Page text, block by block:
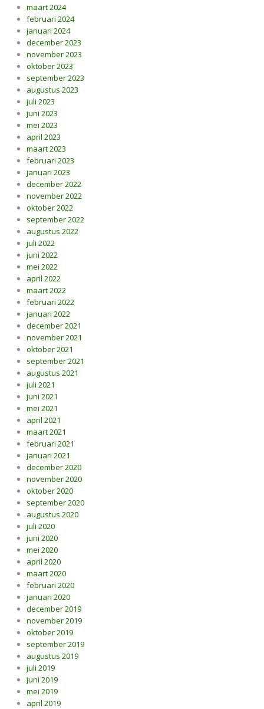
maart 2024
februari 2024
januari 2024
december 2023
november 2023
oktober 2023
september 2023
augustus 2023
juli 2023
juni 2023
mei 2023
april 2023
maart 2023
februari 2023
januari 2023
december 2022
november 2022
oktober 2022
september 2022
augustus 2022
juli 2022
juni 2022
mei 2022
april 2022
maart 2022
februari 2022
januari 2022
december 2021
november 2021
oktober 2021
september 2021
augustus 2021
juli 2021
juni 2021
mei 2021
april 2021
maart 2021
februari 2021
januari 2021
december 2020
november 2020
oktober 2020
september 2020
augustus 2020
juli 2020
juni 2020
mei 2020
april 2020
maart 2020
februari 2020
januari 2020
december 2019
november 2019
oktober 2019
september 2019
augustus 2019
juli 2019
juni 2019
mei 2019
april 2019